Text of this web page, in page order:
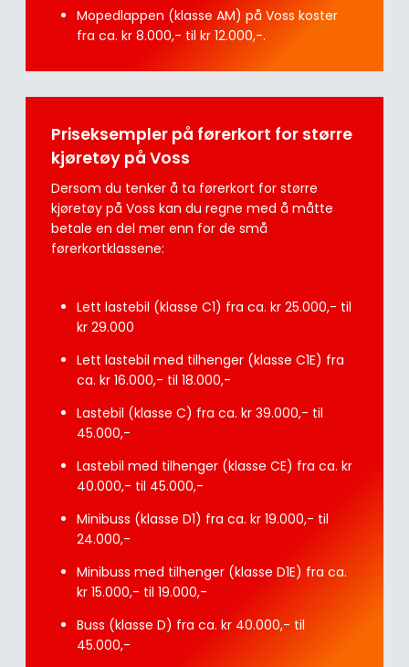
Mopedlappen (klasse AM) på Voss koster
fra ca. kr 8.000,- til kr 12.000,-.
Priseksempler på førerkort for større
kjøretøy på Voss
Dersom du tenker å ta førerkort for større
kjøretøy på Voss kan du regne med å måtte
betale en del mer enn for de små
førerkortklassene:
Lett lastebil (klasse C1) fra ca. kr 25.000,- til
kr 29.000
Lett lastebil med tilhenger (klasse C1E) fra
ca. kr 16.000,- til 18.000,-
Lastebil (klasse C) fra ca. kr 39.000,- til
45.000,-
Lastebil med tilhenger (klasse CE) fra ca. kr
40.000,- til 45.000,-
Minibuss (klasse D1) fra ca. kr 19.000,- til
24.000,-
Minibuss med tilhenger (klasse D1E) fra ca.
kr 15.000,- til 19.000,-
Buss (klasse D) fra ca. kr 40.000,- til
45.000,-